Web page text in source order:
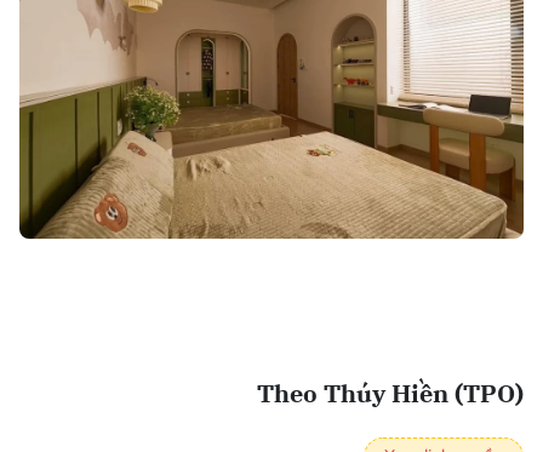
Theo Thúy Hiền (TPO)